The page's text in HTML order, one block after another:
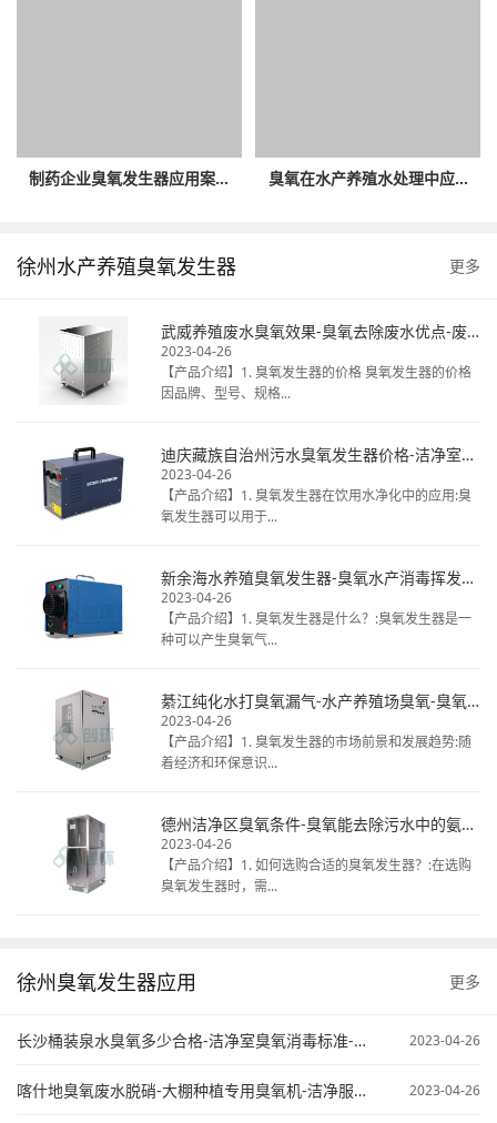
制药企业臭氧发生器应用案... 臭氧在水产养殖水处理中应...
徐州水产养殖臭氧发生器 更多
武威养殖废水臭氧效果-臭氧去除废水优点-废水臭氧消毒厂家
2023-04-26
【产品介绍】1. 臭氧发生器的价格 臭氧发生器的价格
因品牌、型号、规格...
迪庆藏族自治州污水臭氧发生器价格-洁净室臭氧消毒热线电话-揭秘桶装水臭氧
2023-04-26
【产品介绍】1. 臭氧发生器在饮用水净化中的应用:臭
氧发生器可以用于...
新余海水养殖臭氧发生器-臭氧水产消毒挥发时间-天然矿泉水臭氧毒
2023-04-26
【产品介绍】1. 臭氧发生器是什么？:臭氧发生器是一
种可以产生臭氧气...
綦江纯化水打臭氧漏气-水产养殖场臭氧-臭氧发生器清洗冷库
2023-04-26
【产品介绍】1. 臭氧发生器的市场前景和发展趋势:随
着经济和环保意识...
德州洁净区臭氧条件-臭氧能去除污水中的氨氮不-臭氧在污水处理中的应用
2023-04-26
【产品介绍】1. 如何选购合适的臭氧发生器？:在选购
臭氧发生器时，需...
徐州臭氧发生器应用 更多
长沙桶装泉水臭氧多少合格-洁净室臭氧消毒标准-臭氧污水处理原来 2023-04-26
喀什地臭氧废水脱硝-大棚种植专用臭氧机-洁净服臭氧灭菌 2023-04-26